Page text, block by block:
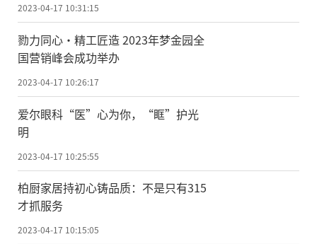
2023-04-17 10:31:15
勠力同心·精工匠造 2023年梦金园全
国营销峰会成功举办
2023-04-17 10:26:17
爱尔眼科“医”心为你，“眶”护光
明
2023-04-17 10:25:55
柏厨家居持初心铸品质：不是只有315
才抓服务
2023-04-17 10:15:05